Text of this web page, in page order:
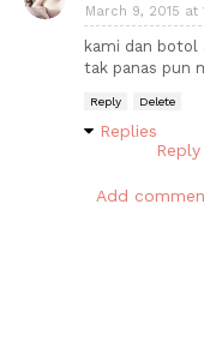
March 9, 2015 at
kami dan botol
tak panas pun
Reply Delete
Replies
Reply
Add